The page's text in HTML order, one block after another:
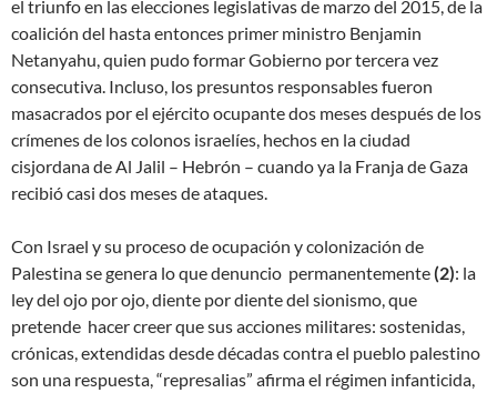
el triunfo en las elecciones legislativas de marzo del 2015, de la
coalición del hasta entonces primer ministro Benjamin
Netanyahu, quien pudo formar Gobierno por tercera vez
consecutiva. Incluso, los presuntos responsables fueron
masacrados por el ejército ocupante dos meses después de los
crímenes de los colonos israelíes, hechos en la ciudad
cisjordana de Al Jalil – Hebrón – cuando ya la Franja de Gaza
recibió casi dos meses de ataques.
Con Israel y su proceso de ocupación y colonización de
Palestina se genera lo que denuncio permanentemente(2): la
ley del ojo por ojo, diente por diente del sionismo, que
pretende hacer creer que sus acciones militares: sostenidas,
crónicas, extendidas desde décadas contra el pueblo palestino
son una respuesta, “represalias” afirma el régimen infanticida,